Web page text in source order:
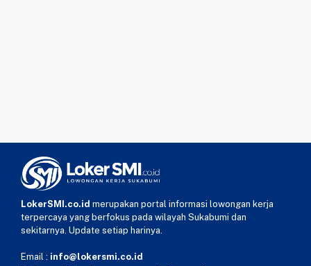
LokerSMI.co.id merupakan portal informasi lowongan kerja
terpercaya yang berfokus pada wilayah Sukabumi dan
sekitarnya. Update setiap harinya.
Email : info@lokersmi.co.id